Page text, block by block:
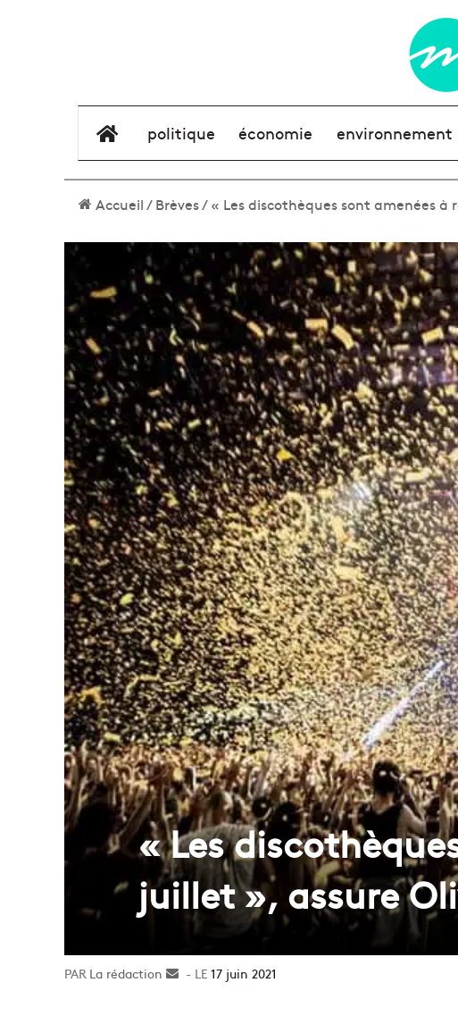
élément de menu
politique économie environnement
Accueil/Brèves/« Les discothèques sont amenées
« Les
juillet », assure
La rédaction
Envoyer17 juin 2021